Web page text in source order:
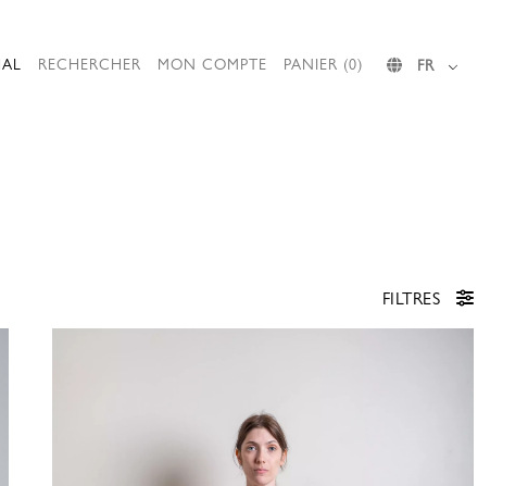
RECHERCHER MON COMPTE PANIER (0) FR
FILTRES